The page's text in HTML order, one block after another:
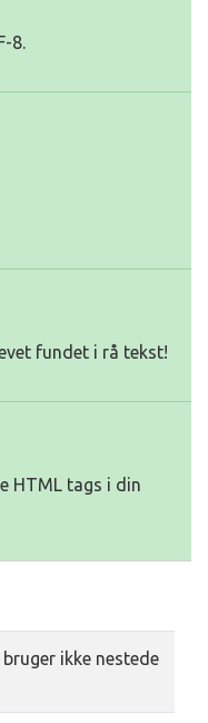
8.
fundet i rå tekst!
HTML tags i din
ikke nestede